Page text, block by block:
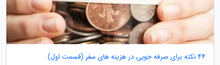
44 نکته برای صرفه جویی در هزینه های سفر (قسمت اول)